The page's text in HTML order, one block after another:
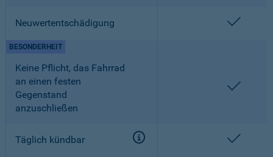
Neuwertentschädigung
Keine Pflicht, das Fahrrad
an einen festen
Gegenstand
anzuschließen
BESONDERHEIT
Täglich kündbar